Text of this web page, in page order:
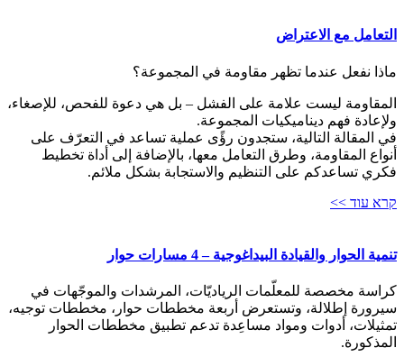
التعامل مع الاعتراض
ماذا نفعل عندما تظهر مقاومة في المجموعة؟
المقاومة ليست علامة على الفشل – بل هي دعوة للفحص، للإصغاء،
ولإعادة فهم ديناميكيات المجموعة.
في المقالة التالية، ستجدون رؤًى عملية تساعد في التعرّف على
أنواع المقاومة، وطرق التعامل معها، بالإضافة إلى أداة تخطيط
فكري تساعدكم على التنظيم والاستجابة بشكل ملائم.
קרא עוד >>
تنمية الحوار والقيادة البيداغوجية – 4 مسارات حوار
كراسة مخصصة للمعلّمات الرياديّات، المرشدات والموجّهات في
سيرورة إطلالة، وتستعرض أربعة مخططات حوار، مخططات توجيه،
تمثيلات، أدوات ومواد مساعِدة تدعم تطبيق مخططات الحوار
المذكورة.